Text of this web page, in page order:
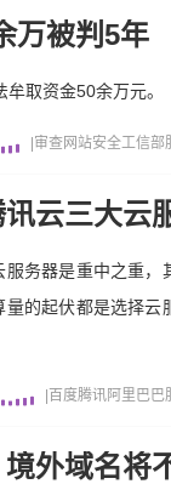
万被判5年
取资金50余万元。
审查网站安全工信部
云三大云
务器是重中之重
的起伏都是选择
百度腾讯阿里巴巴
外域名将